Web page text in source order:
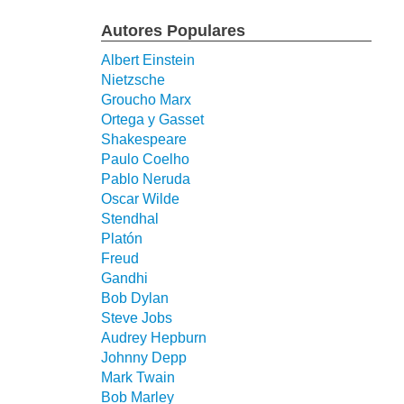
Autores Populares
Albert Einstein
Nietzsche
Groucho Marx
Ortega y Gasset
Shakespeare
Paulo Coelho
Pablo Neruda
Oscar Wilde
Stendhal
Platón
Freud
Gandhi
Bob Dylan
Steve Jobs
Audrey Hepburn
Johnny Depp
Mark Twain
Bob Marley